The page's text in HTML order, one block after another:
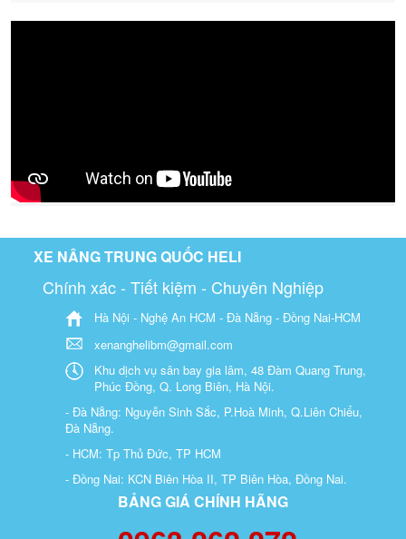
XE NÂNG TRUNG QUỐC HELI
Chính xác - Tiết kiệm - Chuyên Nghiệp
Hà Nội - Nghệ An HCM - Đà Nẵng - Đồng Nai-HCM
xenanghelibm@gmail.com
Khu dịch vụ sân bay gia lâm, 48 Đàm Quang Trung,
Phúc Đồng, Q. Long Biên, Hà Nội.
- Đà Nẵng: Nguyễn Sinh Sắc, P.Hoà Minh, Q.Liên Chiểu,
Đà Nẵng.
- HCM: Tp Thủ Đức, TP HCM
- Đồng Nai: KCN Biên Hòa II, TP Biên Hòa, Đồng Nai.
BẢNG GIÁ CHÍNH HÃNG